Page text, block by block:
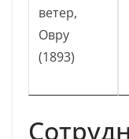
ветер,
Овру
(1893)